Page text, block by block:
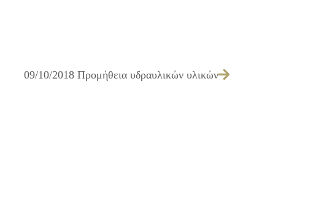
09/10/2018 Προμήθεια υδραυλικών υλικών